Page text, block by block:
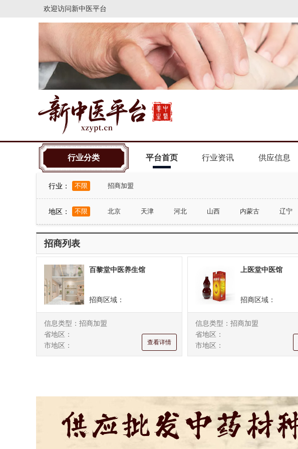
欢迎访问新中医平台
行业分类 平台首页 行业资讯 供应信息
行业： 不限 招商加盟
地区： 不限 北京 天津 河北 山西 内蒙古 辽宁
山东
河南 湖北 湖南 广东 广西 海南
宁夏
招商列表
百黎堂中医养生馆
招商区域：
信息类型：招商加盟
省地区：
市地区：
查看详情
上医堂中医馆
招商区域：
信息类型：招商加盟
省地区：
市地区：